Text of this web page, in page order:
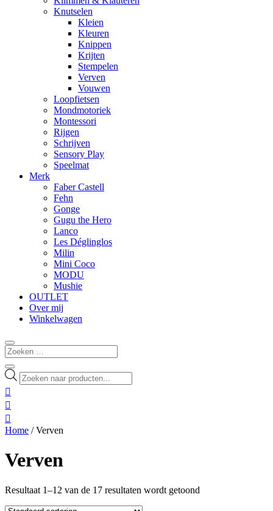
Knutselen
Kleien
Kleuren
Knippen
Krijten
Stempelen
Verven
Vouwen
Loopfietsen
Mondmotoriek
Montessori
Rijgen
Schrijven
Sensory Play
Speelmat
Merk
Faber Castell
Fehn
Gonge
Gugu the Hero
Lanco
Les Déglinglos
Milin
Mini Coco
MODU
Mushie
OUTLET
Over mij
Winkelwagen
Producten
zoeken



Home / Verven
Verven
Resultaat 1–12 van de 17 resultaten wordt getoond